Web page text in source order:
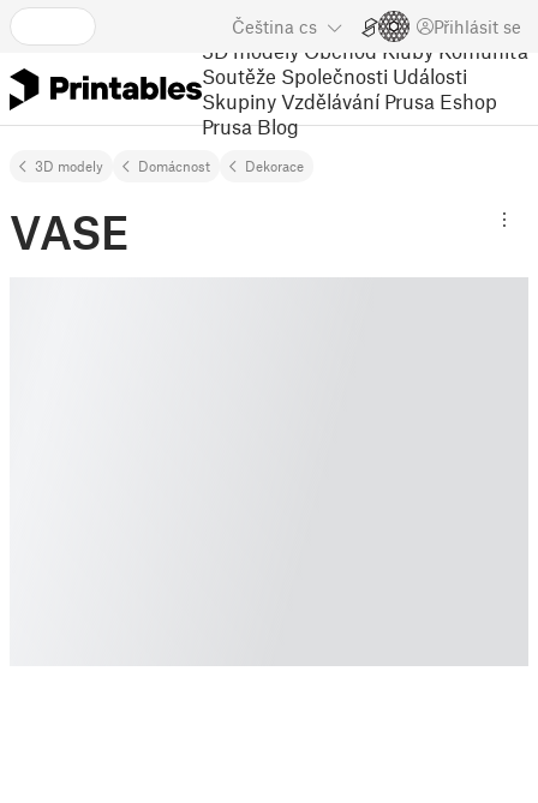
Čeština cs Přihlásit se
3D modely Obchod Kluby Komunita
Soutěže Společnosti Události
Skupiny Vzdělávání Prusa Eshop
Prusa Blog
3D modely Domácnost Dekorace
VASE